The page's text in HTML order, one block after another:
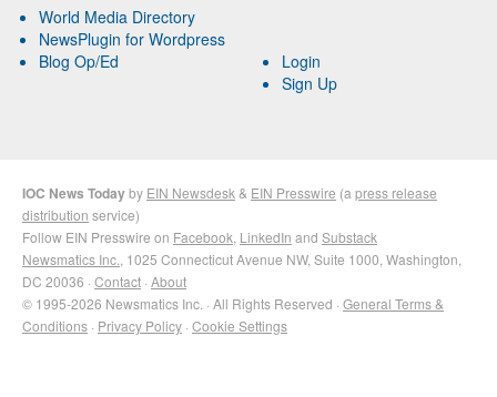
World Media Directory
NewsPlugin for Wordpress
Blog Op/Ed
Login
Sign Up
IOC News Todayby EIN Newsdesk & EIN Presswire (a press release
distribution service)
Follow EIN Presswire on Facebook LinkedIn and Substack
Newsmatics Inc. , 1025 Connecticut Avenue NW, Suite 1000, Washington,
DC 20036 · Contact · About
© 1995-2026 Newsmatics Inc. · All Rights Reserved · General Terms &
Conditions · Privacy Policy · Cookie Settings